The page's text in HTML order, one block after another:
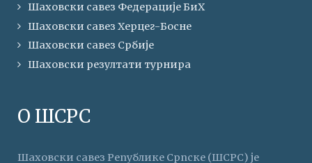
Шаховски савез Федерације БиХ
Шаховски савез Херцег-Босне
Шаховски савез Србије
Шаховски резултати турнира
О ШСРС
Шаховски савез Републике Српске (ШСРС) је